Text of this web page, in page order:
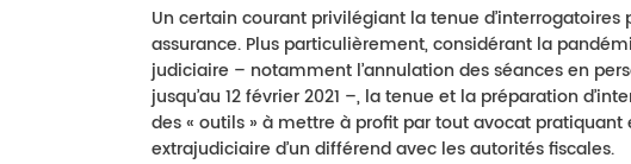
Un certain courant privilégiant la tenue
assurance. Plus particulièrement, considérant la
judiciaire – notamment l’annulation des séances en
jusqu’au 12 février 2021 –, la tenue et la préparation
des « outils » à mettre à profit par tout avocat
extrajudiciaire d’un différend avec les autorités fiscales.